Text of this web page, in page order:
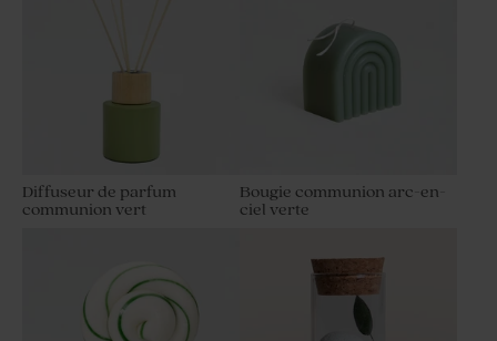
peluche blanc
Diffuseur de parfum
communion vert
Bougie communion arc-en-
ciel verte